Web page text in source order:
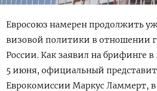
Евросоюз намерен продолжить
визовой политики в отношении
России. Как заявил на брифинге
5 июня, официальный
Еврокомиссии Маркус Ламмерт, в